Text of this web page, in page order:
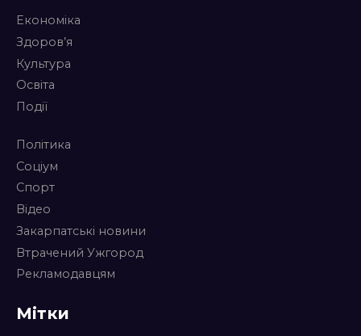
Економіка
Здоров’я
Культура
Освіта
Події
Політика
Соціум
Спорт
Відео
Закарпатські новини
Втрачений Ужгород
Рекламодавцям
Мітки